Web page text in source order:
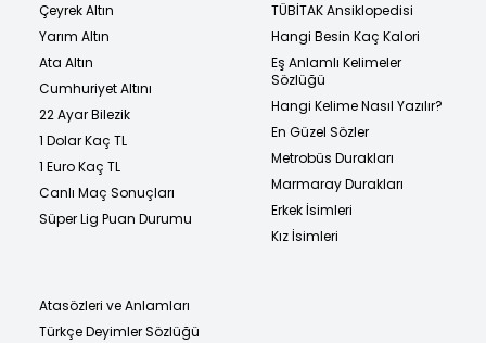
Çeyrek Altın
Yarım Altın
Ata Altın
Cumhuriyet Altını
22 Ayar Bilezik
1 Dolar Kaç TL
1 Euro Kaç TL
Canlı Maç Sonuçları
Süper Lig Puan Durumu
TÜBİTAK Ansiklopedisi
Hangi Besin Kaç Kalori
Eş Anlamlı Kelimeler
Sözlüğü
Hangi Kelime Nasıl Yazılır?
En Güzel Sözler
Metrobüs Durakları
Marmaray Durakları
Erkek İsimleri
Kız İsimleri
Atasözleri ve Anlamları
Türkçe Deyimler Sözlüğü